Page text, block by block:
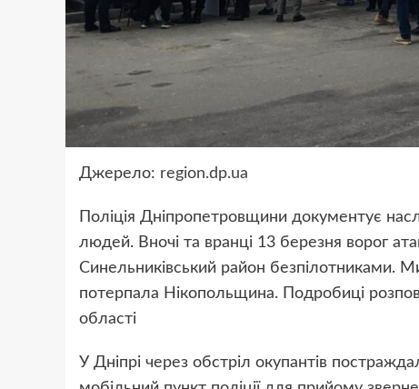
Джерело: region.dp.ua
Поліція Дніпропетровщини документує
людей. Вночі та вранці 13 березня ворог
Синельниківський район безпілотниками.
потерпала Нікопольщина. Подробиці
області
У Дніпрі через обстріл окупантів